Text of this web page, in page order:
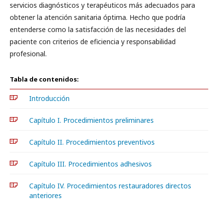
servicios diagnósticos y terapéuticos más adecuados para
obtener la atención sanitaria óptima. Hecho que podría
entenderse como la satisfacción de las necesidades del
paciente con criterios de eficiencia y responsabilidad
profesional.
Tabla de contenidos:
Introducción
Capítulo I. Procedimientos preliminares
Capítulo II. Procedimientos preventivos
Capítulo III. Procedimientos adhesivos
Capítulo IV. Procedimientos restauradores directos
anteriores